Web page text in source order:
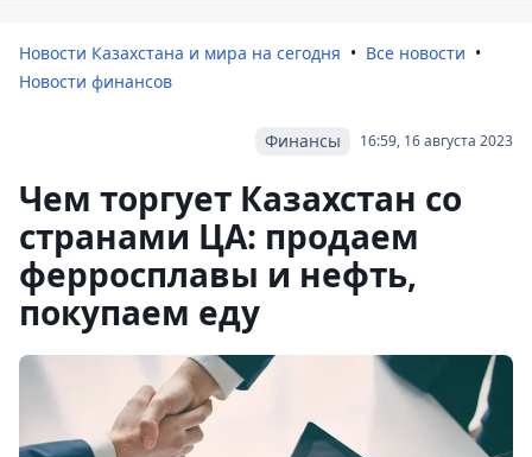
Новости Казахстана и мира на сегодня
Все новости
Новости финансов
16:59, 16 августа 2023
Финансы
Чем торгует Казахстан со
странами ЦА: продаем
ферросплавы и нефть,
покупаем еду